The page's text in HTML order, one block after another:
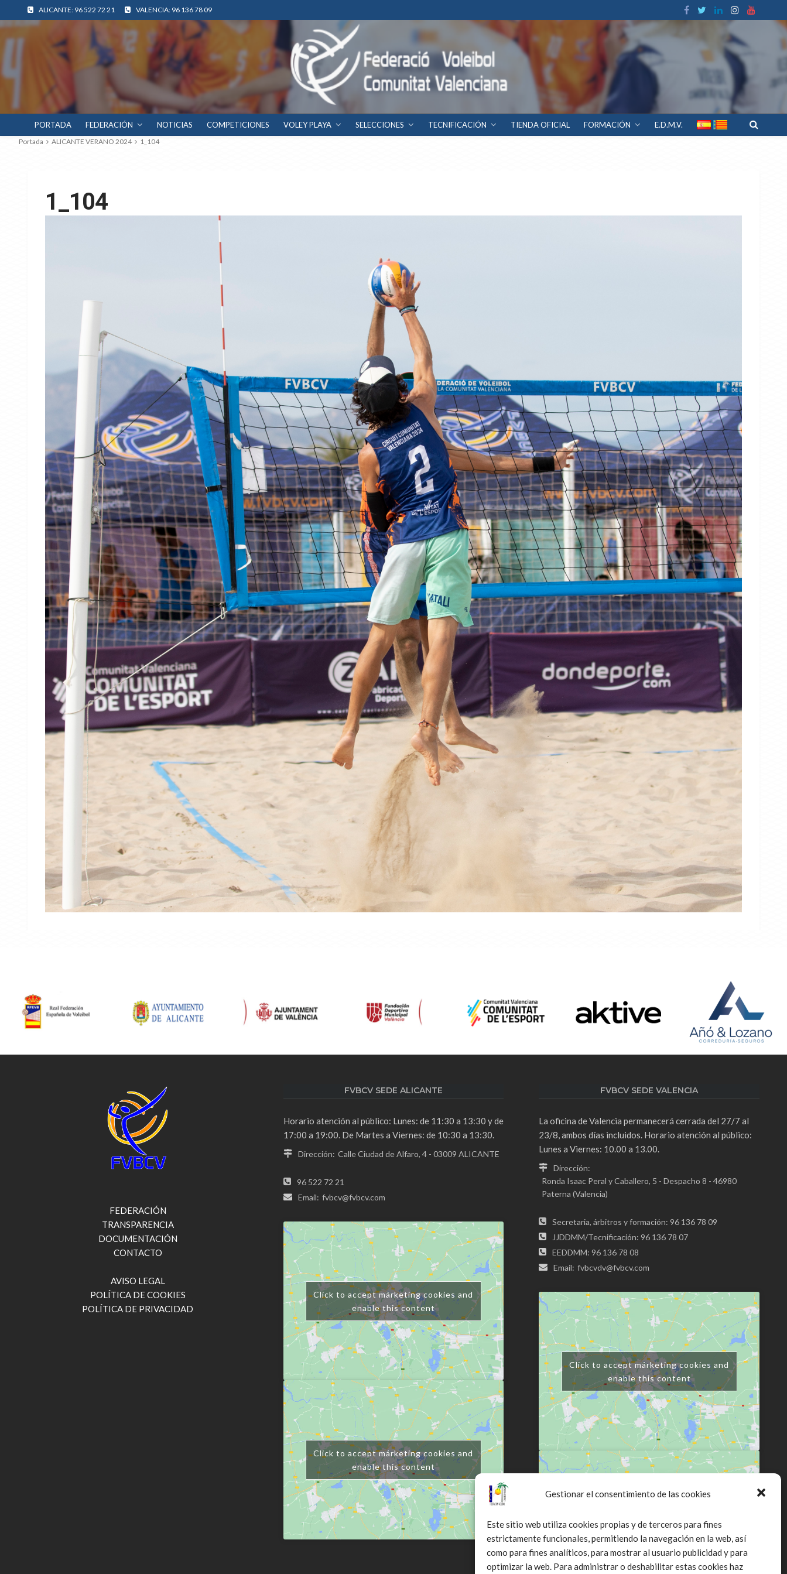
Gestionar el consentimiento de las cookies
Este sitio web utiliza cookies propias y de terceros para fines
estrictamente funcionales, permitiendo la navegación en la web, así
como para fines analíticos, para mostrar al usuario publicidad y para
optimizar la web. Para administrar o deshabilitar estas cookies haz
ALICANTE: 96 522 72 21 VALENCIA: 96 136 78 09
PORTADA FEDERACIÓN NOTICIAS COMPETICIONES VOLEY PLAYA SELECCIONES TECNIFICACIÓN TIENDA OFICIAL FORMACIÓN E.D.M.V.
Portada ALICANTE VERANO 2024 1_104
1_104
FEDERACIÓN
TRANSPARENCIA
DOCUMENTACIÓN
CONTACTO
AVISO LEGAL
POLÍTICA DE COOKIES
POLÍTICA DE PRIVACIDAD
FVBCV SEDE ALICANTE
Horario atención al público: Lunes: de 11:30 a 13:30 y de
17:00 a 19:00. De Martes a Viernes: de 10:30 a 13:30.
Dirección: Calle Ciudad de Alfaro, 4 - 03009 ALICANTE
96 522 72 21
Email: fvbcv@fvbcv.com
Click to accept márketing cookies and
enable this content
Click to accept márketing cookies and
enable this content
FVBCV SEDE VALENCIA
La oficina de Valencia permanecerá cerrada del 27/7 al
23/8, ambos días incluidos. Horario atención al público:
Lunes a Viernes: 10.00 a 13.00.
Dirección:
Ronda Isaac Peral y Caballero, 5 - Despacho 8 - 46980
Paterna (Valencia)
Secretaria, árbitros y formación: 96 136 78 09
JJDDMM/Tecnificación: 96 136 78 07
EEDDMM: 96 136 78 08
Email: fvbcvdv@fvbcv.com
Click to accept márketing cookies and
enable this content
Click to accept márketing cookies and
enable this content